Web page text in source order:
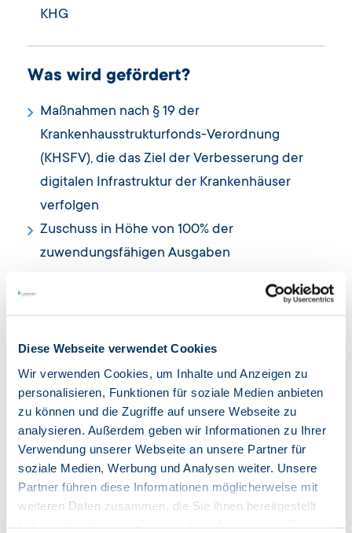
Diese Webseite verwendet Cookies
Wir verwenden Cookies, um Inhalte und Anzeigen zu
personalisieren, Funktionen für soziale Medien anbieten
zu können und die Zugriffe auf unsere Webseite zu
analysieren. Außerdem geben wir Informationen zu Ihrer
Verwendung unserer Webseite an unsere Partner für
soziale Medien, Werbung und Analysen weiter. Unsere
Partner führen diese Informationen möglicherweise mit
weiteren Daten zusammen, die Sie ihnen bereitgestellt
KHG
Was wird gefördert?
Maßnahmen nach § 19 der
Krankenhausstrukturfonds-Verordnung
(KHSFV), die das Ziel der Verbesserung der
digitalen Infrastruktur der Krankenhäuser
verfolgen
Zuschuss in Höhe von 100% der
zuwendungsfähigen Ausgaben
Darauf müssen Sie achten:
Das zur Förderung beantragte Vorhaben darf
frühestens am 2. September 2020 begonnen
haben und bei Antragstellung noch nicht
abgeschlossen sein
Die geförderten Vorhaben müssen bis
spätestens zum 30. März 2026 abgeschlossen
sein
Für Maßnahmen nach § 19 Abs. 1 Satz 1 Nr. 2 bis